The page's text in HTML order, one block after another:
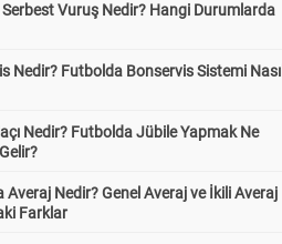
Vuruş Nedir? Hangi Durumlarda
Nedir? Futbolda Bonservis Sistemi Nasıl
Nedir? Futbolda Jübile Yapmak Ne
Averaj Nedir? Genel Averaj ve İkili Averaj
Farklar